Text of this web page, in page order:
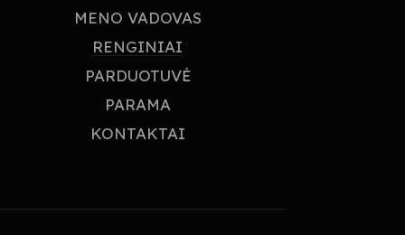
MENO VADOVAS
RENGINIAI
PARDUOTUVĖ
PARAMA
KONTAKTAI